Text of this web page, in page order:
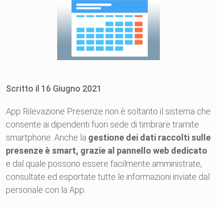
Scritto il 16 Giugno 2021
App Rilevazione Presenze non è soltanto il sistema che
consente ai dipendenti fuori sede di timbrare tramite
smartphone. Anche la gestione dei dati raccolti sulle
presenze è smart, grazie al pannello web dedicato
e dal quale possono essere facilmente amministrate,
consultate ed esportate tutte le informazioni inviate dal
personale con la App.